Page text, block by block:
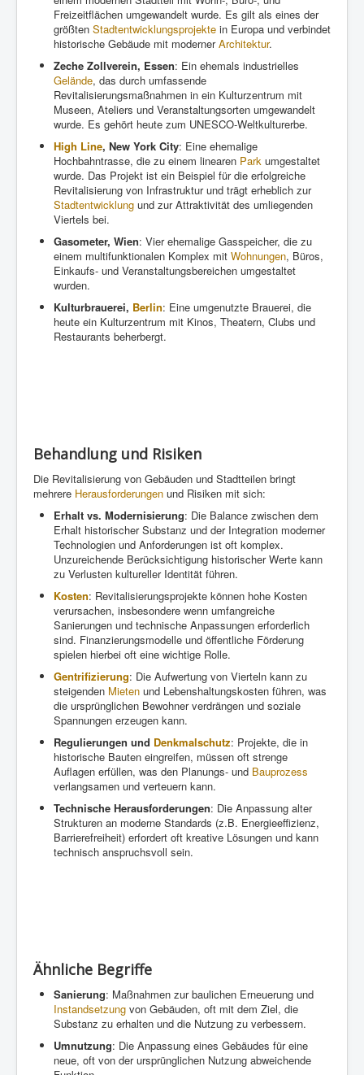
Freizeitflächen umgewandelt wurde. Es gilt als eines der
größten Stadtentwicklungsprojekte in Europa und verbindet
historische Gebäude mit modernerArchitektur.
Zeche Zollverein, Essen: Ein ehemals industrielles
Gelände, das durch umfassende
Revitalisierungsmaßnahmen in ein Kulturzentrum mit
Museen, Ateliers und Veranstaltungsorten umgewandelt
wurde. Es gehört heute zum UNESCO-Weltkulturerbe.
High Line, New York City: Eine ehemalige
Hochbahntrasse, die zu einem linearen Park umgestaltet
wurde. Das Projekt ist ein Beispiel für die erfolgreiche
Revitalisierung von Infrastruktur und trägt erheblich zur
Stadtentwicklung und zur Attraktivität des umliegenden
Viertels bei.
Gasometer, Wien: Vier ehemalige Gasspeicher, die zu
einem multifunktionalen Komplex mit Wohnungen, Büros,
Einkaufs- und Veranstaltungsbereichen umgestaltet
wurden.
Kulturbrauerei, Berlin: Eine umgenutzte Brauerei, die
heute ein Kulturzentrum mit Kinos, Theatern, Clubs und
Restaurants beherbergt.
Behandlung und Risiken
Die Revitalisierung von Gebäuden und Stadtteilen bringt
mehrere Herausforderungen und Risiken mit sich:
Erhalt vs. Modernisierung: Die Balance zwischen dem
Erhalt historischer Substanz und der Integration moderner
Technologien und Anforderungen ist oft komplex.
Unzureichende Berücksichtigung historischer Werte kann
zu Verlusten kultureller Identität führen.
Kosten: Revitalisierungsprojekte können hohe Kosten
verursachen, insbesondere wenn umfangreiche
Sanierungen und technische Anpassungen erforderlich
sind. Finanzierungsmodelle und öffentliche Förderung
spielen hierbei oft eine wichtige Rolle.
Gentrifizierung: Die Aufwertung von Vierteln kann zu
steigenden Mieten und Lebenshaltungskosten führen, was
die ursprünglichen Bewohner verdrängen und soziale
Spannungen erzeugen kann.
Regulierungen und Denkmalschutz: Projekte, die in
historische Bauten eingreifen, müssen oft strenge
Auflagen erfüllen, was den Planungs- und Bauprozess
verlangsamen und verteuern kann.
Technische Herausforderungen: Die Anpassung alter
Strukturen an moderne Standards (z.B. Energieeffizienz,
Barrierefreiheit) erfordert oft kreative Lösungen und kann
technisch anspruchsvoll sein.
Ähnliche Begriffe
Sanierung: Maßnahmen zur baulichen Erneuerung und
Instandsetzung von Gebäuden, oft mit dem Ziel, die
Substanz zu erhalten und die Nutzung zu verbessern.
Umnutzung: Die Anpassung eines Gebäudes für eine
neue, oft von der ursprünglichen Nutzung abweichende